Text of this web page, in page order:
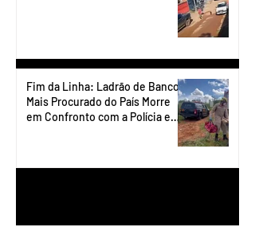
Fim da Linha: Ladrão de Banco
Mais Procurado do País Morre
em Confronto com a Polícia em